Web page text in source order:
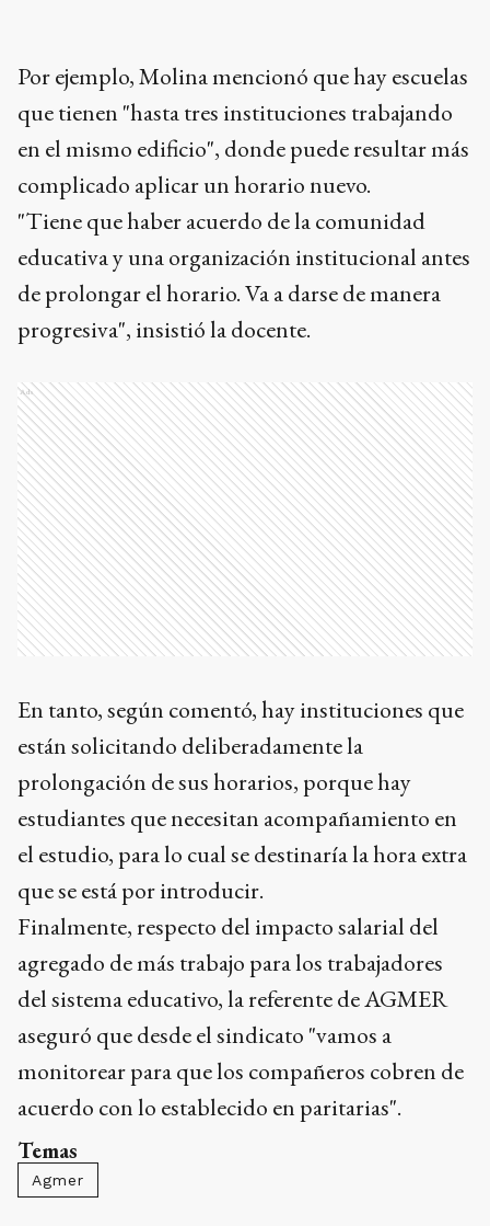
Por ejemplo, Molina mencionó que hay escuelas
que tienen "hasta tres instituciones trabajando
en el mismo edificio", donde puede resultar más
complicado aplicar un horario nuevo.
"Tiene que haber acuerdo de la comunidad
educativa y una organización institucional antes
de prolongar el horario. Va a darse de manera
progresiva", insistió la docente.
Ads
En tanto, según comentó, hay instituciones que
están solicitando deliberadamente la
prolongación de sus horarios, porque hay
estudiantes que necesitan acompañamiento en
el estudio, para lo cual se destinaría la hora extra
que se está por introducir.
Finalmente, respecto del impacto salarial del
agregado de más trabajo para los trabajadores
del sistema educativo, la referente de AGMER
aseguró que desde el sindicato "vamos a
monitorear para que los compañeros cobren de
acuerdo con lo establecido en paritarias".
Temas
Agmer